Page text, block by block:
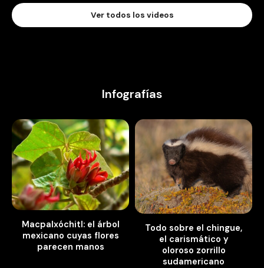
Ver todos los videos
Infografías
Macpalxóchitl: el árbol
mexicano cuyas flores
parecen manos
Todo sobre el chingue,
el carismático y
oloroso zorrillo
sudamericano